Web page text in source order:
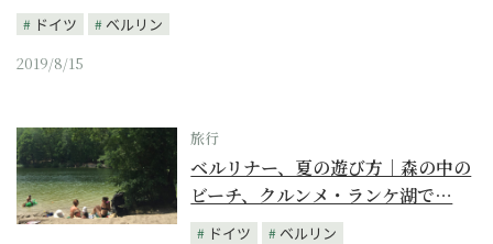
ドイツ
ベルリン
2019/8/15
旅行
ベルリナー、夏の遊び方｜森の中の
ビーチ、クルンメ・ランケ湖で…
ドイツ
ベルリン